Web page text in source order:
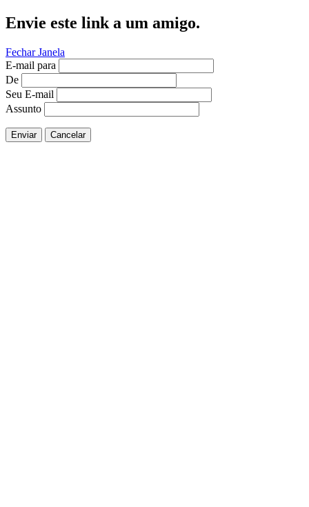
Envie este link a um amigo.
Fechar Janela
E-mail para
De
Seu E-mail
Assunto
Enviar Cancelar